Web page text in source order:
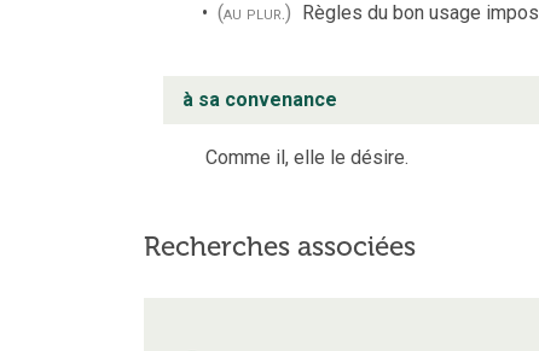
(au plur.) Règles du bon usage
à sa convenance
Comme il, elle le désire.
Recherches associées